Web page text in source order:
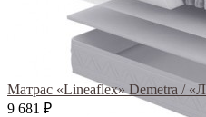
Матрас «Lineaflex» Demetra /
9 681
₽